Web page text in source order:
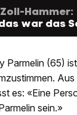
Hammer:
war das
Parmelin (65)
Aus
es: «Eine
sein.»